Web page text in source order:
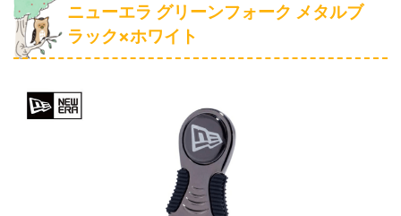
ニューエラ グリーンフォーク メタルブ
ラック×ホワイト